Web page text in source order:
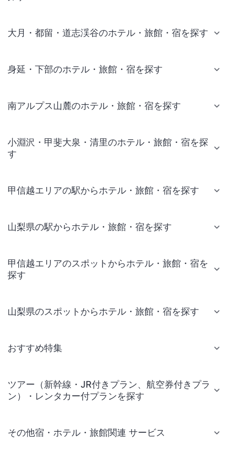
大月・都留・道志渓谷のホテル・旅館・宿を探す
身延・下部のホテル・旅館・宿を探す
南アルプス山麓のホテル・旅館・宿を探す
小淵沢・甲斐大泉・清里のホテル・旅館・宿を探
す
甲信越エリアの駅からホテル・旅館・宿を探す
山梨県の駅からホテル・旅館・宿を探す
甲信越エリアのスポットからホテル・旅館・宿を
探す
山梨県のスポットからホテル・旅館・宿を探す
おすすめ特集
ツアー（新幹線・JR付きプラン、航空券付きプラ
ン）・レンタカー付プランを探す
その他宿・ホテル・旅館関連 サービス